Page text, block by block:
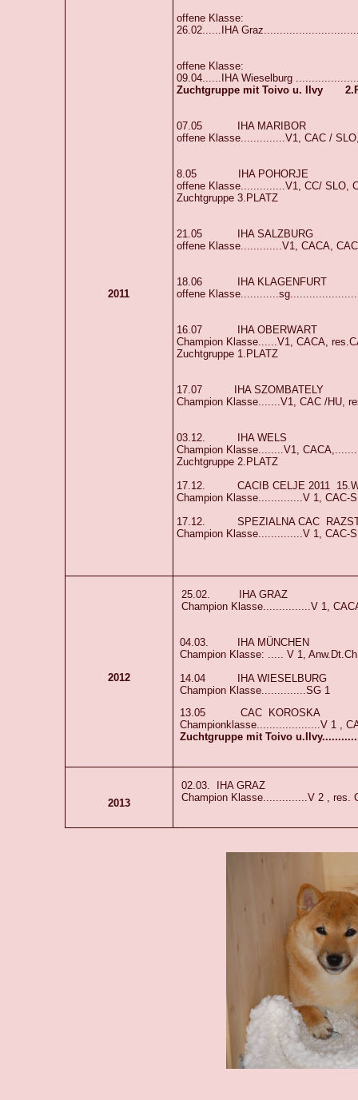
2011
offene Klasse:
26.02......IHA
offene Klasse:
09.04......IHA Wieselburg
Zuchtgruppe mit Toivo u. Ilvy
07.05 IHA MARIBOR
offene Klasse..............V1, CAC /
8.05 IHA POHORJE
offene Klasse..............V1, CC/ SLO,
Zuchtgruppe 3.PLATZ
21.05 IHA SALZBURG
offene Klasse.............V1, CACA,
18.06 IHA KLAGENFURT
offene
16.07 IHA OBERWART
Champion Klasse......V1, CACA,
Zuchtgruppe 1.PLATZ
17.07 IHA SZOMBATELY
Champion Klasse.......V1, CAC /HU,
03.12. IHA WELS
Champion Klasse........V1,
Zuchtgruppe 2.PLATZ
17.12. CACIB CELJE 2011
Champion Klasse..............V 1, CAC-
17.12. SPEZIALNA CAC
Champion Klasse..............V 1,
2012
25.02. IHA GRAZ
Champion Klasse...............V 1,
04.03. IHA MÜNCHEN
Champion Klasse: ..... V 1,
14.04 IHA WIESELBURG
Champion Klasse..............SG 1
13.05 CAC KOROSKA
Championklasse....................V 1 ,
Zuchtgruppe mit Toivo
2013
02.03. IHA GRAZ
Champion Klasse..............V 2 ,